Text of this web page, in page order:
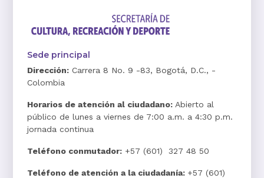
Sede principal
Dirección: Carrera 8 No. 9 -83, Bogotá, D.C., -
Colombia
Horarios de atención al ciudadano: Abierto al
público de lunes a viernes de 7:00 a.m. a 4:30 p.m.
jornada continua
Teléfono conmutador: +57 (601) 327 48 50
Teléfono de atención a la ciudadanía: +57 (601)